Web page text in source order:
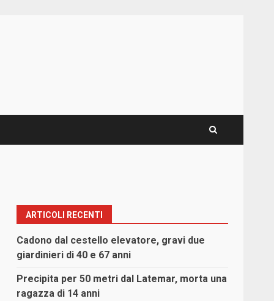
ARTICOLI RECENTI
Cadono dal cestello elevatore, gravi due
giardinieri di 40 e 67 anni
Precipita per 50 metri dal Latemar, morta una
ragazza di 14 anni